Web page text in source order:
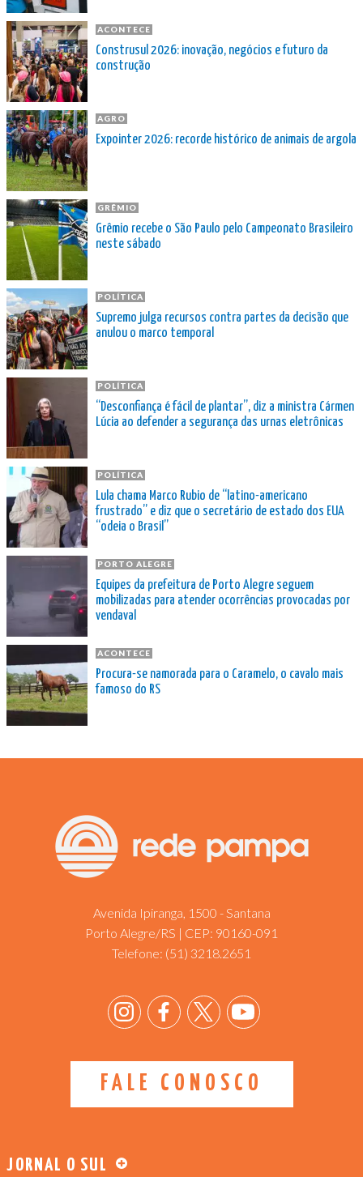
ACONTECE
Construsul 2026: inovação, negócios e futuro da
construção
AGRO
Expointer 2026: recorde histórico de animais de argola
GRÊMIO
Grêmio recebe o São Paulo pelo Campeonato Brasileiro
neste sábado
POLÍTICA
Supremo julga recursos contra partes da decisão que
anulou o marco temporal
POLÍTICA
“Desconfiança é fácil de plantar”, diz a ministra Cármen
Lúcia ao defender a segurança das urnas eletrônicas
POLÍTICA
Lula chama Marco Rubio de “latino-americano
frustrado” e diz que o secretário de estado dos EUA
“odeia o Brasil”
PORTO ALEGRE
Equipes da prefeitura de Porto Alegre seguem
mobilizadas para atender ocorrências provocadas por
vendaval
ACONTECE
Procura-se namorada para o Caramelo, o cavalo mais
famoso do RS
Avenida Ipiranga, 1500 - Santana
Porto Alegre/RS | CEP: 90160-091
Telefone: (51) 3218.2651
FALE CONOSCO
JORNAL O SUL